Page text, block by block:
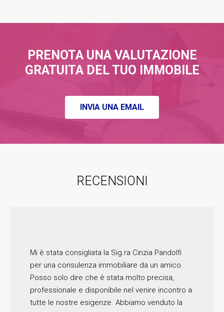
PRENOTA UNA VALUTAZIONE
GRATUITA DEL TUO IMMOBILE
INVIA UNA EMAIL
RECENSIONI
Mi è stata consigliata la Sig.ra Cinzia Pandolfi
per una consulenza immobiliare da un amico.
Posso solo dire che è stata molto precisa,
professionale e disponibile nel venire incontro a
tutte le nostre esigenze. Abbiamo venduto la